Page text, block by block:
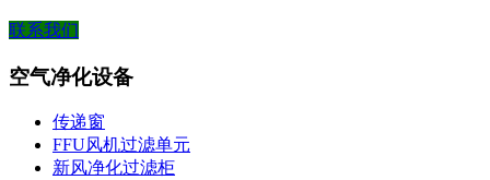
联系我们
空气净化设备
传递窗
FFU风机过滤单元
新风净化过滤柜